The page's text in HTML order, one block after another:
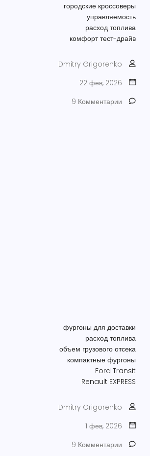
городские кроссоверы
управляемость
расход топлива
комфорт тест-драйв
Dmitry Grigorenko
22 фев, 2026
9 Комментарии
фургоны для доставки
расход топлива
объем грузового отсека
компактные фургоны
Ford Transit
Renault EXPRESS
Dmitry Grigorenko
1 фев, 2026
9 Комментарии